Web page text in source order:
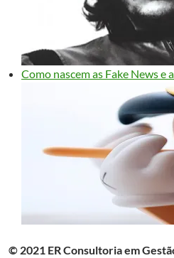
Como nascem as Fake News e
© 2021 ER Consultoria em